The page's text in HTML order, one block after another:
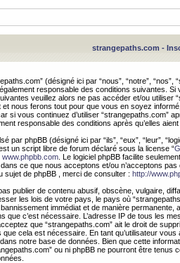
strangepaths.com -
(désigné ici par “nous”, “notre”, “nos”,
responsable des conditions suivantes. Si
veuillez alors ne pas accéder et/ou utiliser
et nous ferons tout pour que vous en soyez
si vous continuez d’utiliser “strangepaths.com”
responsable des conditions après qu’elles
par phpBB (désigné ici par “ils”, “eux”, “leur”,
un script libre de forum déclaré sous la license “
www.phpbb.com . Le logiciel phpBB facilite
ce que nous acceptons et/ou n’acceptons
sujet de phpBB , merci de consulter : http://
publier de contenu abusif, obscène, vulgaire,
les lois de votre pays, le pays où
immédiat et de manière permanente,
que c’est nécessaire. L’adresse IP de tous les
que “strangepaths.com” ait le droit de
cela est nécessaire. En tant qu’utilisateur
notre base de données. Bien que cette
ou ni phpBB ne pourront être